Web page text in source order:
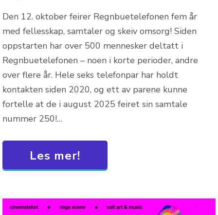
Den 12. oktober feirer Regnbuetelefonen fem år
med fellesskap, samtaler og skeiv omsorg! Siden
oppstarten har over 500 mennesker deltatt i
Regnbuetelefonen – noen i korte perioder, andre
over flere år. Hele seks telefonpar har holdt
kontakten siden 2020, og ett av parene kunne
fortelle at de i august 2025 feiret sin samtale
nummer 250!…
Les mer!